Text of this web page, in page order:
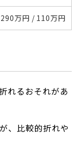
290万円 / 110万円
れるおそれがあ
、比較的折れや